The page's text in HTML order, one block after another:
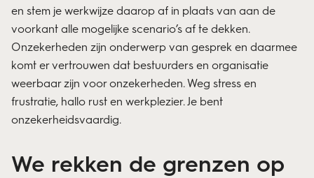
en stem je werkwijze daarop af in plaats van aan de
voorkant alle mogelijke scenario’s af te dekken.
Onzekerheden zijn onderwerp van gesprek en daarmee
komt er vertrouwen dat bestuurders en organisatie
weerbaar zijn voor onzekerheden. Weg stress en
frustratie, hallo rust en werkplezier. Je bent
onzekerheidsvaardig.
We rekken de grenzen op